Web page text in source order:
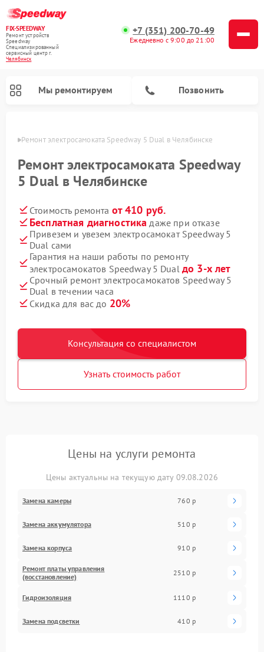
FIX-SPEEDWAY
Ремонт устройств
Speedway
Специализированный
cервисный центр г.
Челябинск
+7 (351) 200-70-49
Ежедневно с 9:00 до 21:00
Мы ремонтируем Позвонить
Ремонт электросамоката Speedway 5 Dual в Челябинске
Ремонт электросамоката Speedway
5 Dual в Челябинске
Стоимость ремонта от 410 руб.
Бесплатная диагностика даже при отказе
Привезем и увезем электросамокат Speedway 5
Dual сами
Гарантия на наши работы по ремонту
электросамокатов Speedway 5 Dual до 3-х лет
Срочный ремонт электросамокатов Speedway 5
Dual в течении часа
Скидка для вас до 20%
Консультация со специалистом
Узнать стоимость работ
Цены на услуги ремонта
Цены актуальны на текущую дату 09.08.2026
Замена камеры 760 р
Замена аккумулятора 510 р
Замена корпуса 910 р
Ремонт платы управления
(восстановление)
2510 р
Гидроизоляция 1110 р
Замена подсветки 410 р